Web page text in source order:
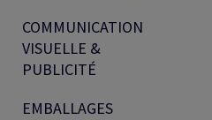
COMMUNICATION
VISUELLE &
PUBLICITÉ
EMBALLAGES